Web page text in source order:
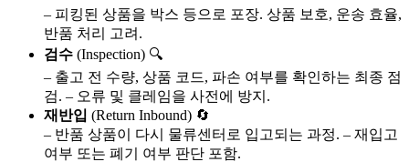
– 피킹된 상품을 박스 등으로 포장. 상품 보호, 운송 효율,
반품 처리 고려.
검수 (Inspection) 🔍
– 출고 전 수량, 상품 코드, 파손 여부를 확인하는 최종 점
검. – 오류 및 클레임을 사전에 방지.
재반입 (Return Inbound) 🔄
– 반품 상품이 다시 물류센터로 입고되는 과정. – 재입고
여부 또는 폐기 여부 판단 포함.